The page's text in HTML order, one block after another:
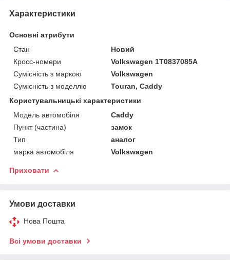
Характеристики
Основні атрибути
Стан
Новий
Кросс-номери
Volkswagen 1T0837085A
Сумісність з маркою
Volkswagen
Сумісність з моделлю
Touran, Caddy
Користувальницькі характеристики
Модель автомобіля
Caddy
Пункт (частина)
замок
Тип
аналог
марка автомобіля
Volkswagen
Приховати
Умови доставки
Нова Пошта
Всі умови доставки